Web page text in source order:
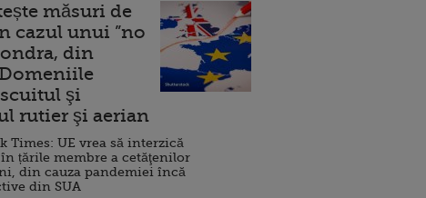
măsuri de
cazul unui ”no
din
şi
rutier şi aerian
Times: UE vrea să interzică
țările membre a cetăţenilor
din cauza pandemiei încă
din SUA